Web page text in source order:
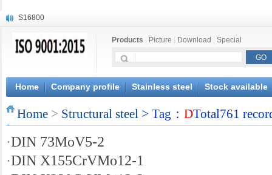
S16800
X20CrMoWV12-1
X6CrNiWNb16-16
1.4945
X3CrNiN18-11
NiCr20TiAl
S132
Products Picture Download Special
Home Company profile Stainless steel Stock available
Home > Structural steel > Tag： DTotal761
·DIN 73MoV5-2
·DIN X155CrVMo12-1